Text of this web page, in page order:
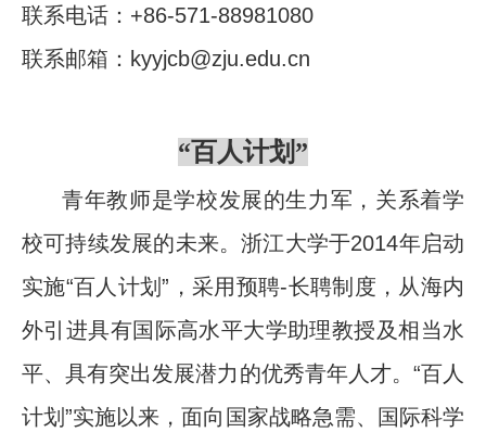
联系电话： +86-571-88981080
联系邮箱： kyyjcb@zju.edu.cn
“百人计划”
青年教师是学校发展的生力军，关系着学
校可持续发展的未来。浙江大学于2014年启动
实施“百人计划”，采用预聘-长聘制度，从海内
外引进具有国际高水平大学助理教授及相当水
平、具有突出发展潜力的优秀青年人才。“百人
计划”实施以来，面向国家战略急需、国际科学